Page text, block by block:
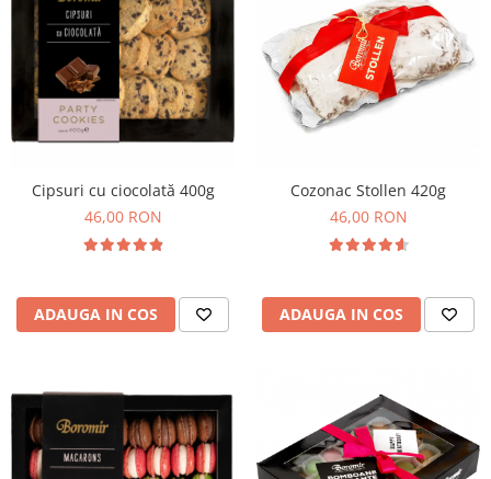
Faina Profesionala
Fursecuri vrac
Congelate brutarie
Cadouri
Pachete Cadou
Vinuri Casa Isarescu
Accesorii Boromir
Dulciurile Feleacul
Halva
Cipsuri cu ciocolată 400g
46,00 RON
ADAUGA IN COS
Cozonac Stollen 420g
46,00 RON
ADAUGA IN COS